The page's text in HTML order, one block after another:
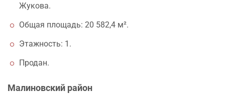
Жукова.
Общая площадь: 20 582,4 м².
Этажность: 1.
Продан.
Малиновский район